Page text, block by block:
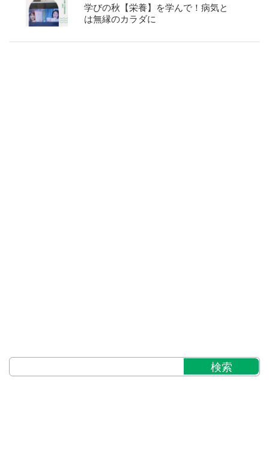
学びの秋【栄養】を学んで！病気と
は無縁のカラダに